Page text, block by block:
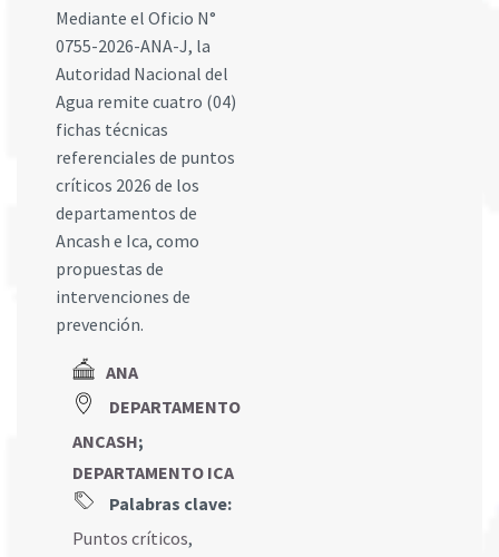
Mediante el Oficio N°
0755-2026-ANA-J, la
Autoridad Nacional del
Agua remite cuatro (04)
fichas técnicas
referenciales de puntos
críticos 2026 de los
departamentos de
Ancash e Ica, como
propuestas de
intervenciones de
prevención.
ANA
DEPARTAMENTO
ANCASH;
DEPARTAMENTO ICA
Palabras clave:
Puntos críticos,